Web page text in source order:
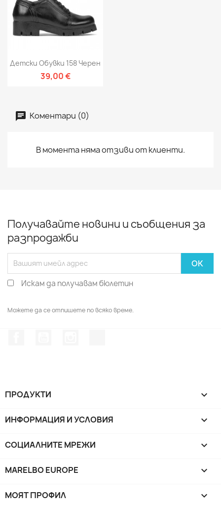
Детски Обувки 158 Черен
39,00 €
Коментари (0)
В момента няма отзиви от клиенти.
Получавайте новини и съобщения за
разпродажби
Искам да получавам бюлетин
Можете да се отпишете по всяко време.
ПРОДУКТИ 
ИНФОРМАЦИЯ И УСЛОВИЯ 
СОЦИАЛНИТЕ МРЕЖИ 
MARELBO EUROPE 
МОЯТ ПРОФИЛ 